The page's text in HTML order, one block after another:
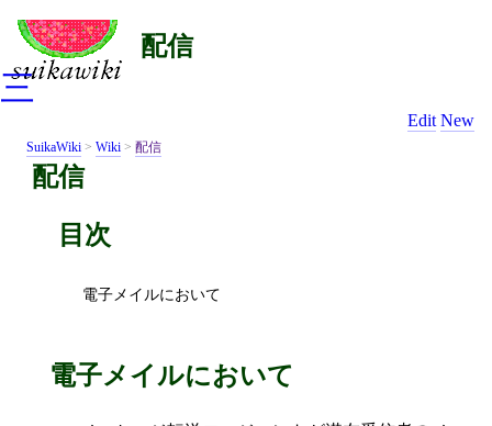
配信
Edit New
SuikaWiki > Wiki > 配信
配信
目次
電子メイルにおいて
電子メイルにおいて
三